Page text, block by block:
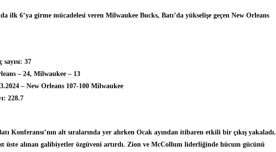
ilk 6’ya girme mücadelesi veren Milwaukee Bucks, Batı’da yükselişe geçen New Orleans
37
– 24, Milwaukee – 13
– New Orleans 107-100 Milwaukee
228.7
Konferansı’nın alt sıralarında yer alırken Ocak ayından itibaren etkili bir çıkış yakaladı.
üste alınan galibiyetler özgüveni artırdı. Zion ve McCollum liderliğinde hücum gücünü